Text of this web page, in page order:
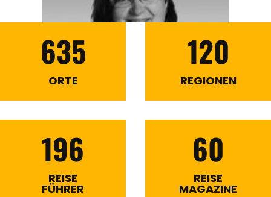
635
ORTE
120
REGIONEN
196
REISE
FÜHRER
60
REISE
MAGAZINE